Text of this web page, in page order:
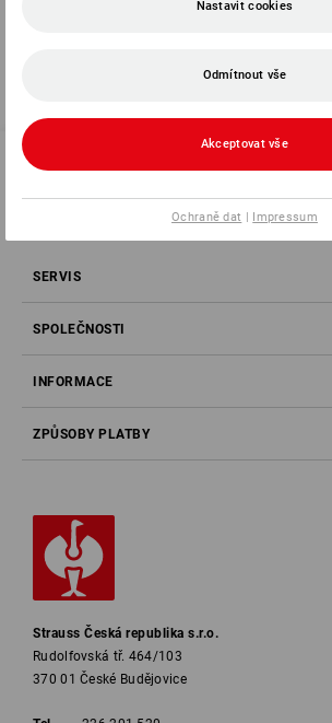
SERVIS 226 201 520
SERVIS
SPOLEČNOSTI
INFORMACE
ZPŮSOBY PLATBY
Strauss Česká republika s.r.o.
Rudolfovská tř. 464/103
370 01 České Budějovice
Nastavit cookies
Odmítnout vše
Akceptovat vše
Ochraně dat | Impressum